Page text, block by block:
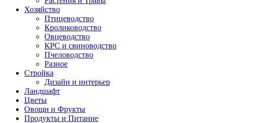
Хозяйство
Птицеводство
Кролиководство
Овцеводство
КРС и свиноводство
Пчеловодство
Разное
Стройка
Дизайн и интерьер
Ландшафт
Цветы
Овощи и Фрукты
Продукты и Питание